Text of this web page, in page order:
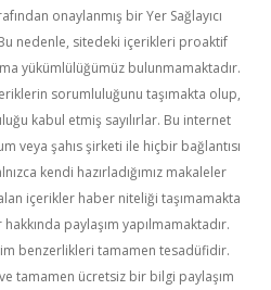
onaylanmış bir Yer Sağlayıcı
nedenle, sitedeki içerikleri proaktif
yükümlülüğümüz bulunmamaktadır.
sorumluluğunu taşımakta olup,
kabul etmiş sayılırlar. Bu internet
veya şahıs şirketi ile hiçbir bağlantısı
kendi hazırladığımız makaleler
içerikler haber niteliği taşımamakta
paylaşım yapılmamaktadır.
benzerlikleri tamamen tesadüfidir.
tamamen ücretsiz bir bilgi paylaşım